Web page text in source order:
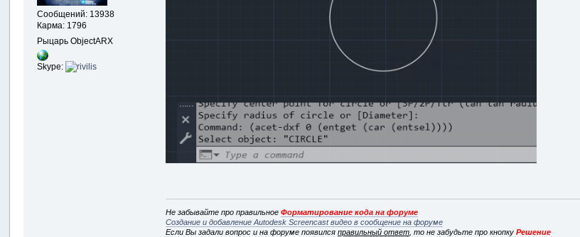
Сообщений: 13938
Карма: 1796
Рыцарь ObjectARX
Skype:
Не забывайте про правильноеФорматирование кода на форуме
Создание и добавление Autodesk Screencast видео в сообщение на форуме
Если Вы задали вопрос и на форуме появилсяправильный ответ , то не забудьте про кнопкуРешение